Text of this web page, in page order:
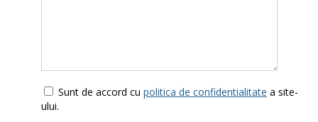
Sunt de accord cu politica de confidentialitate a site-
ului.